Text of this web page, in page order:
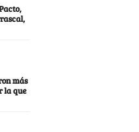
más
la que